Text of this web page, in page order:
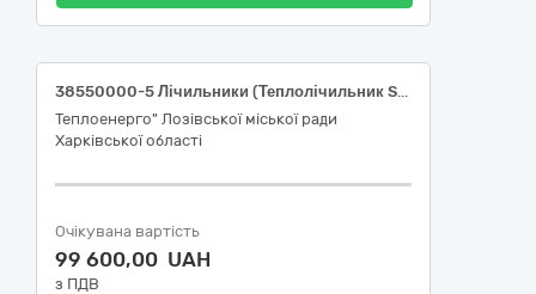
38550000-5 Лічильники (Теплолічильник SHARKY 775 (або еквівалент)).
Теплоенерго" Лозівської міської ради
Харківської області
Очікувана вартість
99 600,00 UAH
з ПДВ